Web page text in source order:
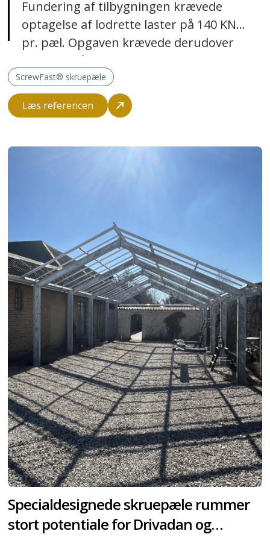
Fundering af tilbygningen krævede
optagelse af lodrette laster på 140 KN
pr. pæl. Opgaven krævede derudover
10 stk. skråpæle til optagelse af
vandrette laster, beregnet til i alt 150
KN på tværs af bygningen og i alt 70 KN
på langs.
ScrewFast® skruepæle
Læs referencen
Specialdesignede skruepæle rummer
stort potentiale for Drivadan og